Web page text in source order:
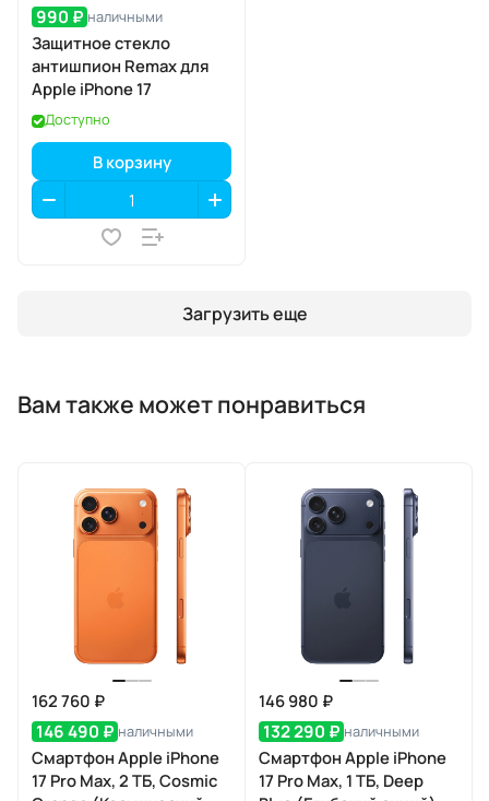
990 ₽ наличными
Защитное стекло
антишпион Remax для
Apple iPhone 17
Доступно
В корзину
Загрузить еще
Вам также может понравиться
162 760 ₽
146 490 ₽ наличными
Смартфон Apple iPhone
17 Pro Max, 2 ТБ, Cosmic
146 980 ₽
132 290 ₽ наличными
Смартфон Apple iPhone
17 Pro Max, 1 ТБ, Deep